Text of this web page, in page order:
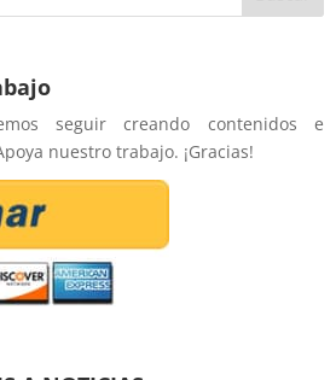
seguir creando contenidos e
nuestro trabajo. ¡Gracias!